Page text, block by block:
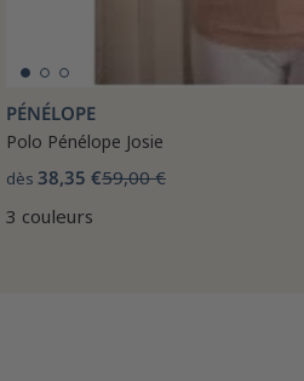
PÉNÉLOPE
Polo Pénélope Josie
dès 38,35 €59,00 €
3 couleurs